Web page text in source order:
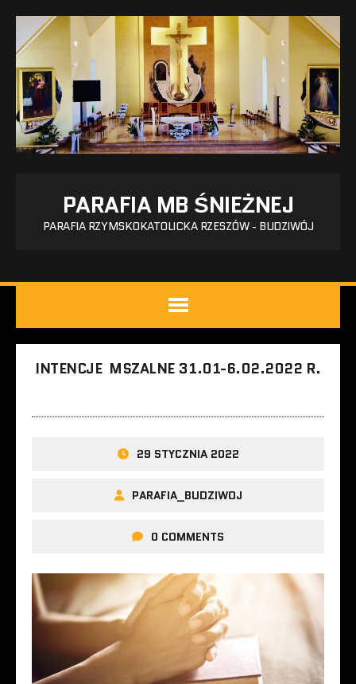
PARAFIA MB ŚNIEŻNEJ
PARAFIA RZYMSKOKATOLICKA RZESZÓW - BUDZIWÓJ
INTENCJE MSZALNE 31.01-6.02.2022 R.
29 STYCZNIA 2022
PARAFIA_BUDZIWOJ
0 COMMENTS